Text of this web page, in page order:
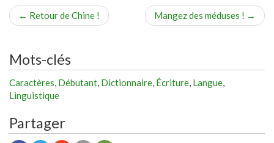
← Retour de Chine ! Mangez des méduses ! →
Mots-clés
Caractères, Débutant, Dictionnaire, Écriture, Langue,
Linguistique
Partager